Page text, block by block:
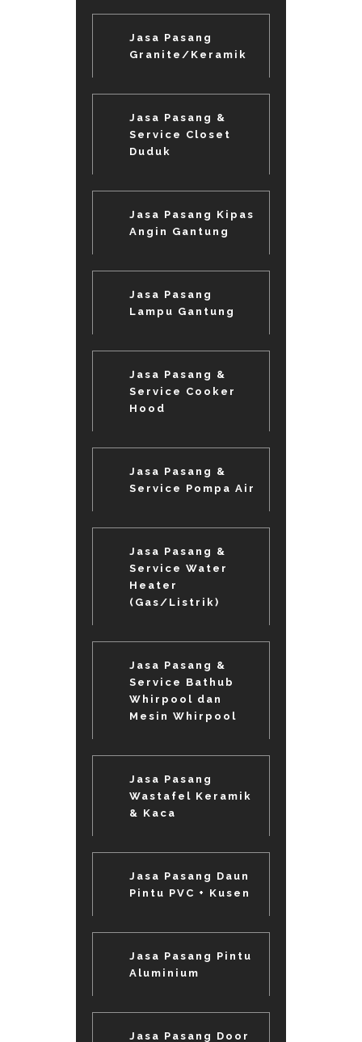
Jasa Pasang
Granite/Keramik
Jasa Pasang &
Service Closet
Duduk
Jasa Pasang Kipas
Angin Gantung
Jasa Pasang
Lampu Gantung
Jasa Pasang &
Service Cooker
Hood
Jasa Pasang &
Service Pompa Air
Jasa Pasang &
Service Water
Heater
(Gas/Listrik)
Jasa Pasang &
Service Bathub
Whirpool dan
Mesin Whirpool
Jasa Pasang
Wastafel Keramik
& Kaca
Jasa Pasang Daun
Pintu PVC + Kusen
Jasa Pasang Pintu
Aluminium
Jasa Pasang Door